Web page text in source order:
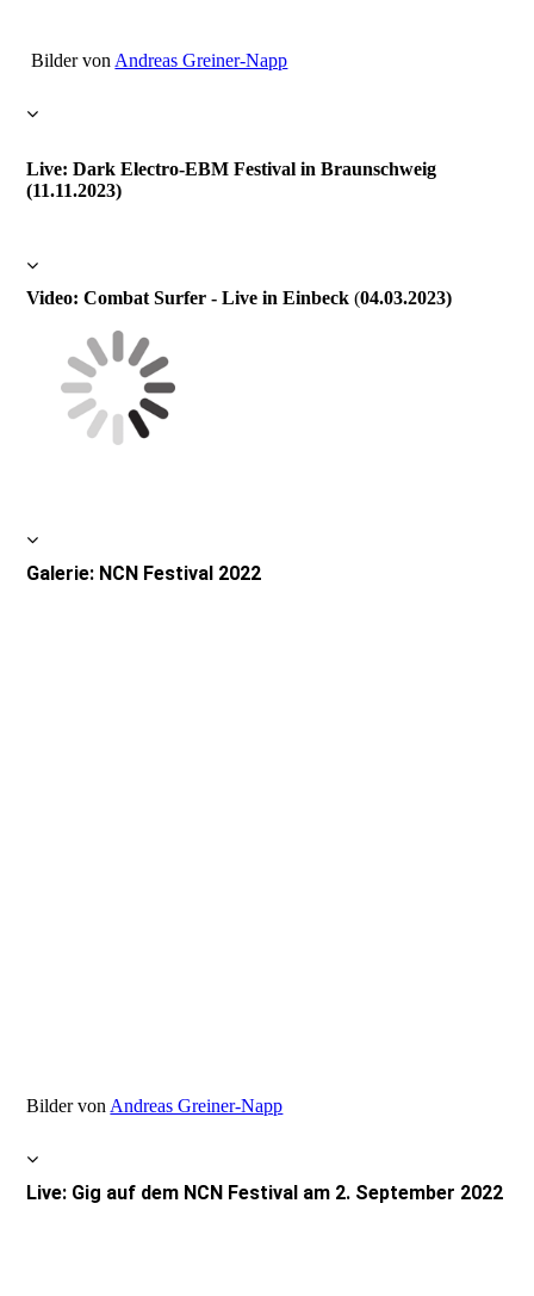
Bilder vonAndreas Greiner-Napp
Live: Dark Electro-EBM Festival in Braunschweig
(11.11.2023)
Video: Combat Surfer - Live in Einbeck (04.03.2023)
Galerie: NCN Festival 2022
Bilder von Andreas Greiner-Napp
Live: Gig auf dem NCN Festival am 2. September 2022